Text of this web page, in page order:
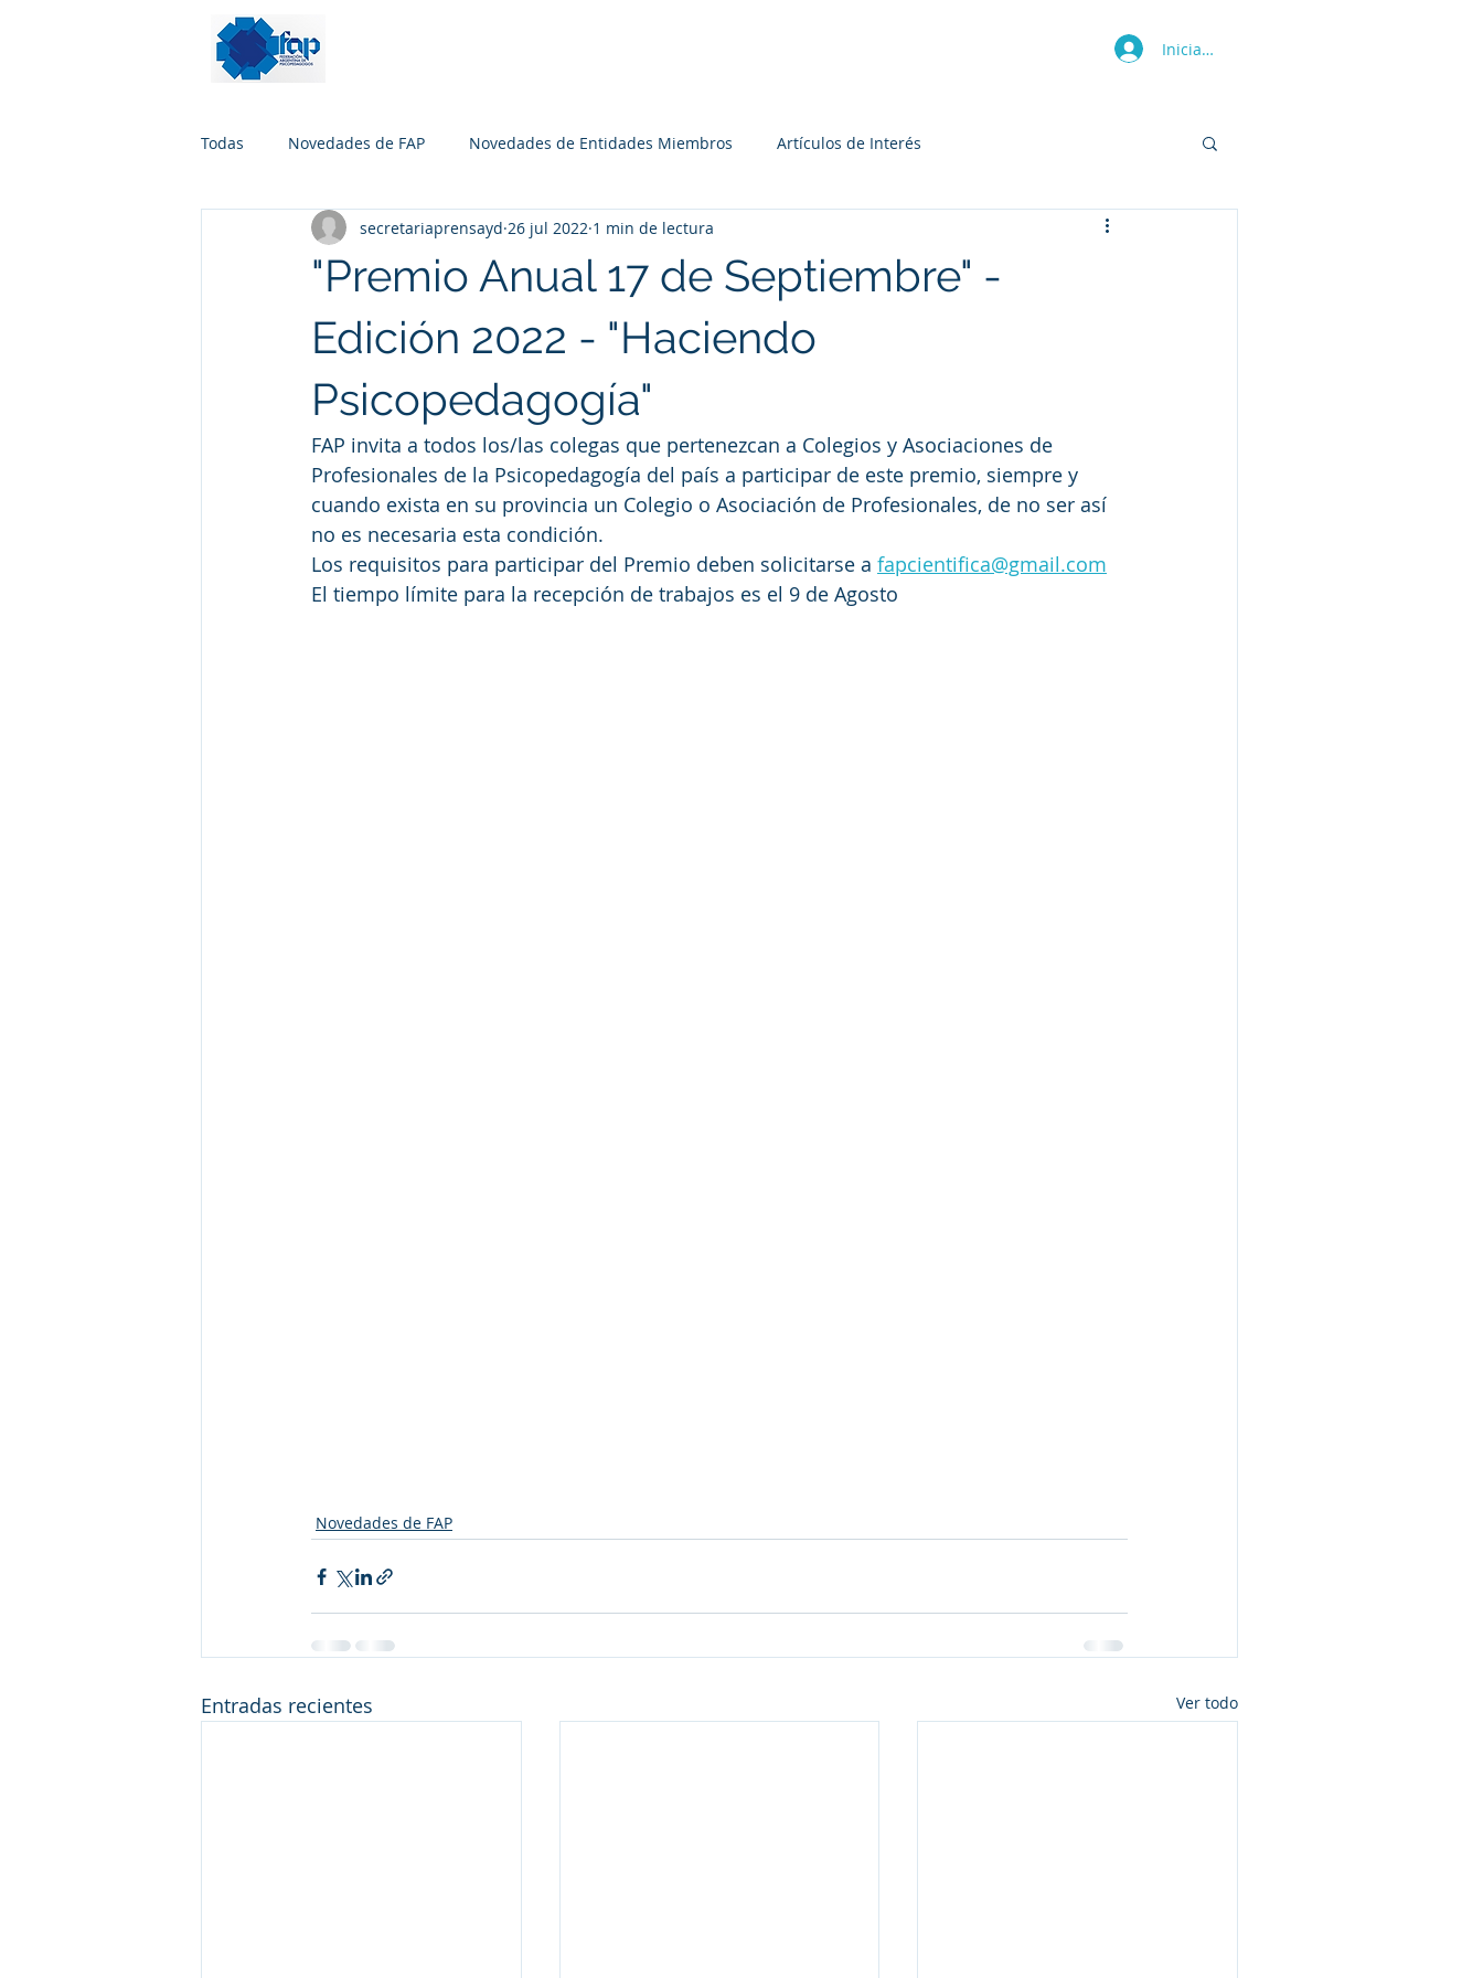
Iniciar sesión
Todas Novedades de FAP Novedades de Entidades Miembros Artículos de Interés
"Premio Anual 17 de Septiembre" -
Edición 2022 - "Haciendo
Psicopedagogía"
secretariaprensayd 26 jul 2022 1 min de lectura
FAP invita a todos los/las colegas que pertenezcan a Colegios y Asociaciones de
Profesionales de la Psicopedagogía del país a participar de este premio, siempre y
cuando exista en su provincia un Colegio o Asociación de Profesionales, de no ser así
no es necesaria esta condición.
Los requisitos para participar del Premio deben solicitarse a fapcientifica@gmail.com
El tiempo límite para la recepción de trabajos es el 9 de Agosto
Novedades de FAP
Entradas recientes Ver todo